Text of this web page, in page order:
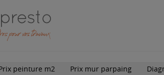
peinture m2 Prix mur parpaing